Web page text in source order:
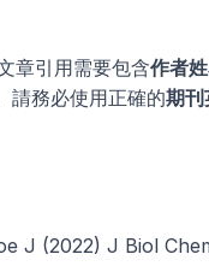
章引用需要包含作者
請務必使用正確的期刊
J (2022) J Biol